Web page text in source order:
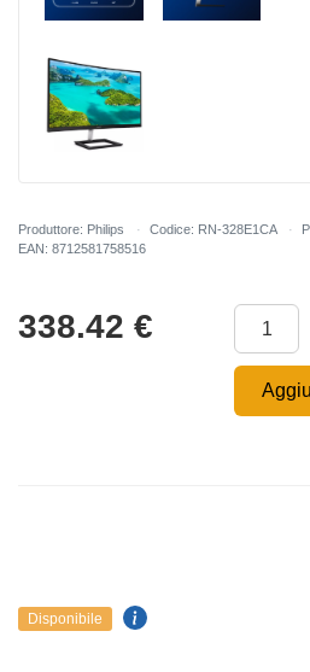
Produttore: Philips Codice: RN-328E1CA
EAN: 8712581758516
338.42 €
Disponibile